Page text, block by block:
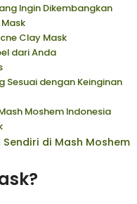
Ingin Dikembangkan
Clay Mask
dari Anda
Sesuai dengan Keinginan
Moshem Indonesia
di Mash Moshem